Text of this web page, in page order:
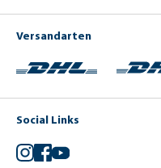
Versandarten
Social Links
Instagram
Facebook
YouTube